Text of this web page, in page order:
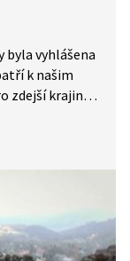
byla vyhlášena
k našim
zdejší krajinu
Čtyři